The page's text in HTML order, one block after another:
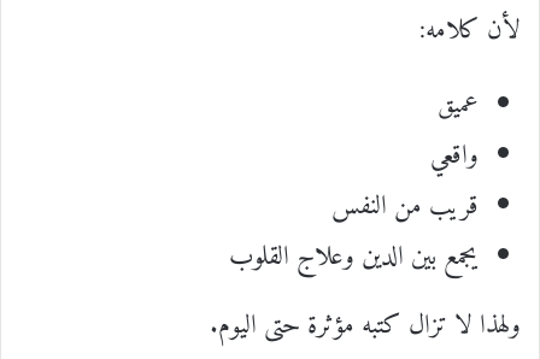
لأن كلامه:
عميق
واقعي
قريب من النفس
يجمع بين الدين وعلاج القلوب
ولهذا لا تزال كتبه مؤثرة حتى اليوم.